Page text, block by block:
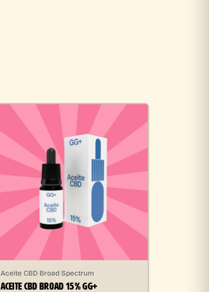
Aceite CBD Broad Spectrum
ACEITE CBD BROAD 15% GG+